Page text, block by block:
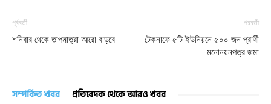
পূর্ববর্তী
শনিবার থেকে তাপমাত্রা আরো বাড়বে
পরবর্তী
টেকনাফে ৫টি ইউনিয়নে ৫০০ জন প্রার্থী
মনোনয়নপত্র জমা
সম্পর্কিত খবর প্রতিবেদক থেকে আরও খবর